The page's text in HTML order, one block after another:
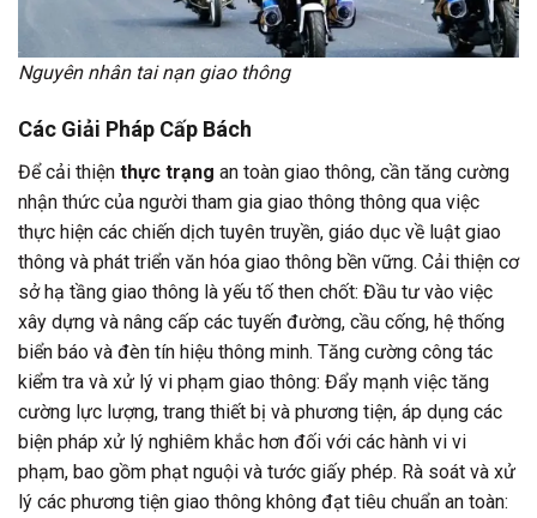
Nguyên nhân tai nạn giao thông
Các Giải Pháp Cấp Bách
Để cải thiện thực trạng an toàn giao thông, cần tăng cường
nhận thức của người tham gia giao thông thông qua việc
thực hiện các chiến dịch tuyên truyền, giáo dục về luật giao
thông và phát triển văn hóa giao thông bền vững. Cải thiện cơ
sở hạ tầng giao thông là yếu tố then chốt: Đầu tư vào việc
xây dựng và nâng cấp các tuyến đường, cầu cống, hệ thống
biển báo và đèn tín hiệu thông minh. Tăng cường công tác
kiểm tra và xử lý vi phạm giao thông: Đẩy mạnh việc tăng
cường lực lượng, trang thiết bị và phương tiện, áp dụng các
biện pháp xử lý nghiêm khắc hơn đối với các hành vi vi
phạm, bao gồm phạt nguội và tước giấy phép. Rà soát và xử
lý các phương tiện giao thông không đạt tiêu chuẩn an toàn: